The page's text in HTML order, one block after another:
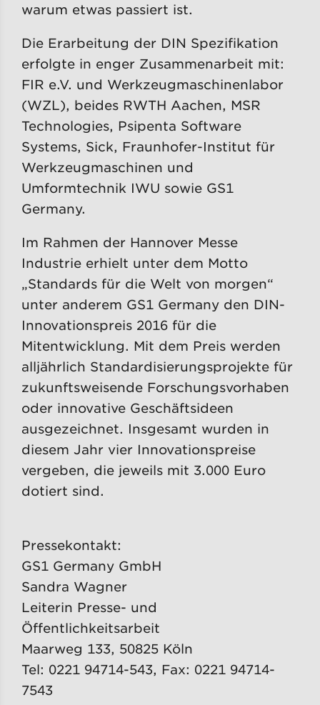
warum etwas passiert ist.
Die Erarbeitung der DIN Spezifikation
erfolgte in enger Zusammenarbeit mit:
FIR e.V. und Werkzeugmaschinenlabor
(WZL), beides RWTH Aachen, MSR
Technologies, Psipenta Software
Systems, Sick, Fraunhofer-Institut für
Werkzeugmaschinen und
Umformtechnik IWU sowie GS1
Germany.
Im Rahmen der Hannover Messe
Industrie erhielt unter dem Motto
„Standards für die Welt von morgen“
unter anderem GS1 Germany den DIN-
Innovationspreis 2016 für die
Mitentwicklung. Mit dem Preis werden
alljährlich Standardisierungsprojekte für
zukunftsweisende Forschungsvorhaben
oder innovative Geschäftsideen
ausgezeichnet. Insgesamt wurden in
diesem Jahr vier Innovationspreise
vergeben, die jeweils mit 3.000 Euro
dotiert sind.
Pressekontakt:
GS1 Germany GmbH
Sandra Wagner
Leiterin Presse- und
Öffentlichkeitsarbeit
Maarweg 133, 50825 Köln
Tel: 0221 94714-543, Fax: 0221 94714-
7543